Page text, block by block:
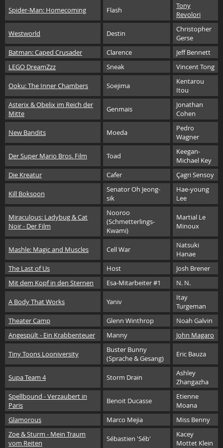
Spider-Man: Homecoming Flash
Tony
Revolori
Westworld Destin
Christopher
Gerse
Batman: Caped Crusader
Clarence
Jeff Bennett
LEGO DreamZzz
Sneak Vincent Tong
Ooku: The Inner Chambers Soejima
Kentarou
Itou
Asterix & Obelix im Reich der
Mitte
Genmais
Jonathan
Cohen
New Bandits Moeda
Pedro
Wagner
Der Super Mario Bros. Film Toad
Keegan-
Michael Key
Die Kreatur
Cafer Çagri Sensoy
Kill Boksoon
Senator Oh Jeong-
sik
Hae-young
Lee
Miraculous: Ladybug & Cat
Noir - Der Film
Nooroo
(Schmetterlings-
Kwami)
Martial Le
Minoux
Mashle: Magic and Muscles Cell War
Natsuki
Hanae
The Last of Us
Host
Josh Brener
Mit dem Kopf in den Sternen
Esa-Mitarbeiter #1 N. N.
A Body That Works Yaniv
Itay
Turgeman
Theater Camp
Glenn Winthrop
Noah Galvin
Angespült - Ein Krabbenteuer
Manny John Magaro
Tiny Toons Looniversity
Buster Bunny
(Sprache & Gesang)
Eric Bauza
Supa Team 4 Storm Drain
Ashley
Zhangazha
Spellbound - Verzaubert in
Paris
Benoit Ducasse
Etienne
Moana
Glamorous
Marco Mejia
Miss Benny
Zoe & Sturm - Mein Traum
vom Reiten
Sébastien 'Séb'
Kacey
Mottet Klein